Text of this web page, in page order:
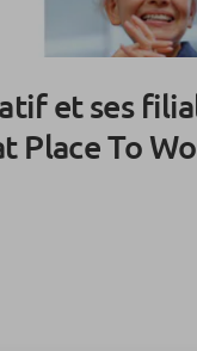
et ses
Place To